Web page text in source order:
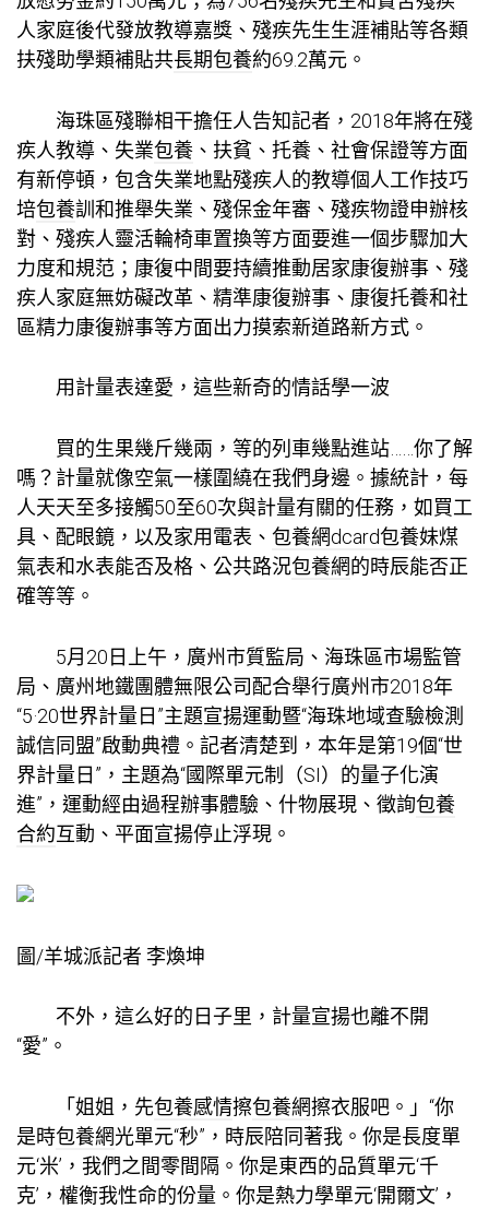
人家庭後代發放教導嘉獎、殘疾先生生涯補貼等各類
扶殘助學類補貼共長期包養約69.2萬元。
海珠區殘聯相干擔任人告知記者，2018年將在殘
疾人教導、失業包養 、扶貧、托養、社會保證等方面
有新停頓，包含失業地點殘疾人的教導個人工作技巧
培包養訓和推舉失業、殘保金年審、殘疾物證申辦核
對、殘疾人靈活輪椅車置換等方面要進一個步驟加大
力度和規范；康復中間要持續推動居家康復辦事、殘
疾人家庭無妨礙改革、精準康復辦事、康復托養和社
區精力康復辦事等方面出力摸索新道路新方式。
用計量表達愛，這些新奇的情話學一波
買的生果幾斤幾兩，等的列車幾點進站……你了解
嗎？計量就像空氣一樣圍繞在我們身邊。據統計，每
人天天至多接觸50至60次與計量有關的任務，如買工
具、配眼鏡，以及家用電表、 包養網dcard包養妹煤
氣表和水表能否及格、公共路況包養網的時辰能否正
確等等。
5月20日上午，廣州市質監局、海珠區市場監管
局、廣州地鐵團體無限公司配合舉行廣州市2018年
“5·20世界計量日”主題宣揚運動暨“海珠地域查驗檢測
誠信同盟”啟動典禮。記者清楚到，本年是第19個“世
界計量日”，主題為“國際單元制（SI）的量子化演
進”，運動經由過程辦事體驗、什物展現、徵詢包養
合約互動、平面宣揚停止浮現。
圖/羊城派記者 李煥坤
不外，這么好的日子里，計量宣揚也離不開
“愛”。
「姐姐，先包養感情擦包養網擦衣服吧。」“你
是時包養網光單元“秒”，時辰陪同著我。你是長度單
元‘米’，我們之間零間隔。你是東西的品質單元‘千
克’，權衡我性命的份量。你是熱力學單元‘開爾文’，